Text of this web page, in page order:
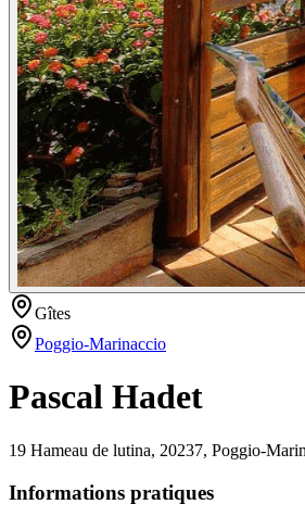
Gîtes
Poggio-Marinaccio
Pascal Hadet
19 Hameau de lutina, 20237, Poggio-
Informations pratiques